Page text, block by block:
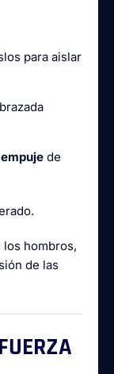
para aislar
de
hombros,
de las